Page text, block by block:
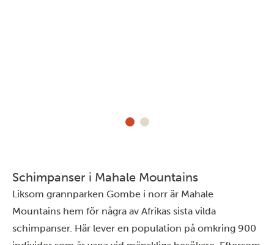
Schimpanser i Mahale Mountains
Liksom grannparken Gombe i norr är Mahale
Mountains hem för några av Afrikas sista vilda
schimpanser. Här lever en population på omkring 900